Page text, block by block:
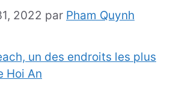
2022 par Pham Quynh